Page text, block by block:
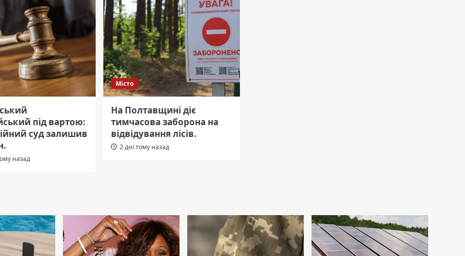
під вартою:
суд залишив
назад
Місто
На Полтавщині діє
тимчасова заборона на
відвідування лісів.
2 дні тому назад